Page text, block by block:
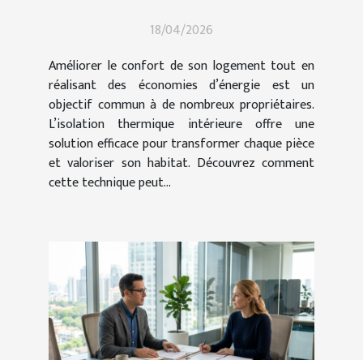
18/04/2026
Améliorer le confort de son logement tout en
réalisant des économies d’énergie est un
objectif commun à de nombreux propriétaires.
L’isolation thermique intérieure offre une
solution efficace pour transformer chaque pièce
et valoriser son habitat. Découvrez comment
cette technique peut...